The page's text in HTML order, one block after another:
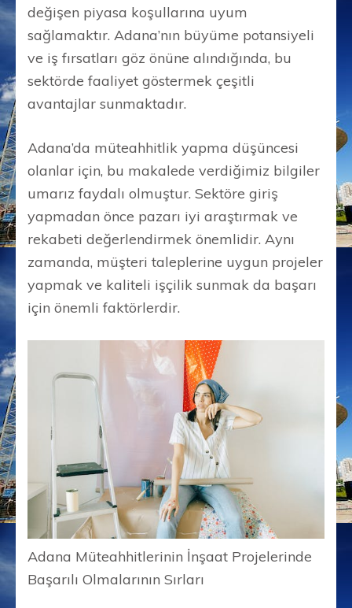
değişen piyasa koşullarına uyum
sağlamaktır. Adana’nın büyüme potansiyeli
ve iş fırsatları göz önüne alındığında, bu
sektörde faaliyet göstermek çeşitli
avantajlar sunmaktadır.
Adana’da müteahhitlik yapma düşüncesi
olanlar için, bu makalede verdiğimiz bilgiler
umarız faydalı olmuştur. Sektöre giriş
yapmadan önce pazarı iyi araştırmak ve
rekabeti değerlendirmek önemlidir. Aynı
zamanda, müşteri taleplerine uygun projeler
yapmak ve kaliteli işçilik sunmak da başarı
için önemli faktörlerdir.
Adana Müteahhitlerinin İnşaat Projelerinde
Başarılı Olmalarının Sırları